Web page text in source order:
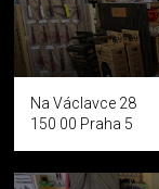
Na Václavce 28
150 00 Praha 5